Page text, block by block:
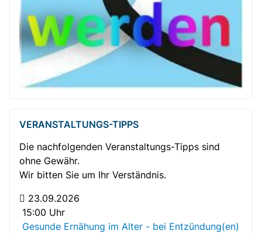
VERANSTALTUNGS-TIPPS
Die nachfolgenden Veranstaltungs-Tipps sind
ohne Gewähr.
Wir bitten Sie um Ihr Verständnis.
23.09.2026
15:00 Uhr
Gesunde Ernähung im Alter - bei Entzündung(en)